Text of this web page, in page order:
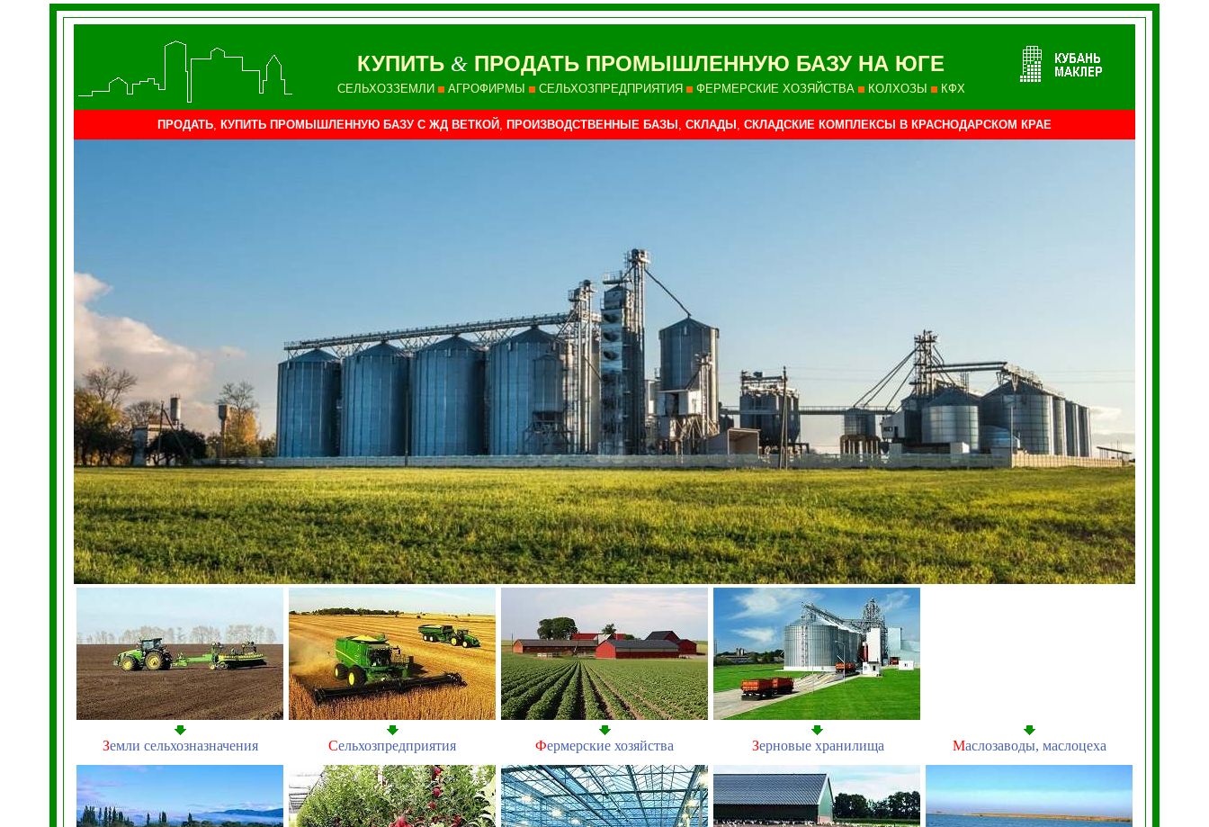
КУПИТЬ & ПРОДАТЬ ПРОМЫШЛЕННУЮ БАЗУ НА ЮГЕ
СЕЛЬХОЗЗЕМЛИ АГРОФИРМЫ СЕЛЬХОЗПРЕДПРИЯТИЯ ФЕРМЕРСКИЕ ХОЗЯЙСТВА КОЛХОЗЫ КФХ
ПРОДАТЬ, КУПИТЬ ПРОМЫШЛЕННУЮ БАЗУ С ЖД ВЕТКОЙ , ПРОИЗВОДСТВЕННЫЕ БАЗЫ , СКЛАДЫ , СКЛАДСКИЕ КОМПЛЕКСЫ В КРАСНОДАРСКОМ КРАЕ
Земли сельхозназначения Сельхозпредприятия Фермерские хозяйства Зерновые хранилища Маслозаводы, маслоцеха